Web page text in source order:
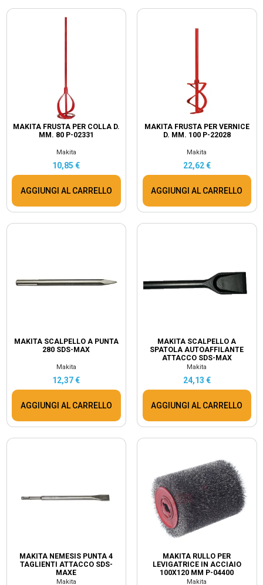
MAKITA FRUSTA PER COLLA D.
MM. 80 P-02331
Makita
10,85 €
AGGIUNGI AL CARRELLO
MAKITA FRUSTA PER VERNICE
D. MM. 100 P-22028
Makita
22,62 €
AGGIUNGI AL CARRELLO
MAKITA SCALPELLO A PUNTA
280 SDS-MAX
Makita
12,37 €
AGGIUNGI AL CARRELLO
MAKITA SCALPELLO A
SPATOLA AUTOAFFILANTE
ATTACCO SDS-MAX
Makita
24,13 €
AGGIUNGI AL CARRELLO
MAKITA NEMESIS PUNTA 4
TAGLIENTI ATTACCO SDS-
MAXE
Makita
MAKITA RULLO PER
LEVIGATRICE IN ACCIAIO
100X120 MM P-04400
Makita